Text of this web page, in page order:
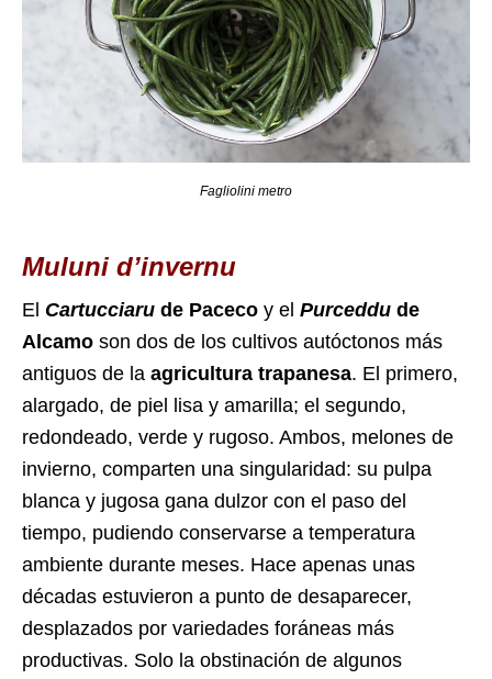
Fagliolini metro
Muluni d’invernu
El Cartucciaru de Paceco y el Purceddu de
Alcamo son dos de los cultivos autóctonos más
antiguos de la agricultura trapanesa. El primero,
alargado, de piel lisa y amarilla; el segundo,
redondeado, verde y rugoso. Ambos, melones de
invierno, comparten una singularidad: su pulpa
blanca y jugosa gana dulzor con el paso del
tiempo, pudiendo conservarse a temperatura
ambiente durante meses. Hace apenas unas
décadas estuvieron a punto de desaparecer,
desplazados por variedades foráneas más
productivas. Solo la obstinación de algunos